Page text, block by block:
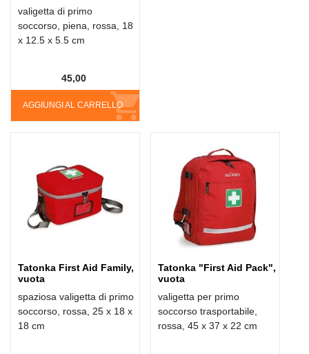
valigetta di primo
soccorso, piena, rossa, 18
x 12.5 x 5.5 cm
AGGIUNGI AL CARRELLO
45,00
Tatonka First Aid Family,
vuota
spaziosa valigetta di primo
soccorso, rossa, 25 x 18 x
18 cm
Tatonka "First Aid Pack",
vuota
valigetta per primo
soccorso trasportabile,
rossa, 45 x 37 x 22 cm